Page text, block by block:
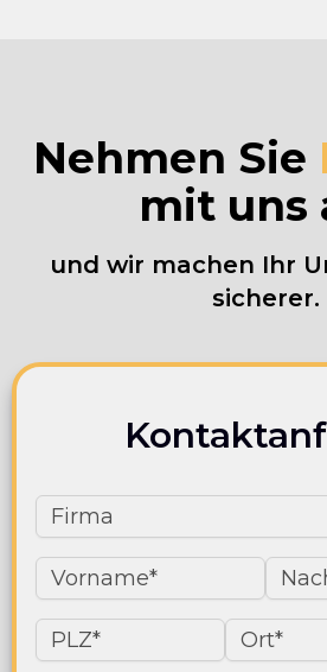
Nehmen Sie
mit uns
und wir machen Ihr
sicherer.